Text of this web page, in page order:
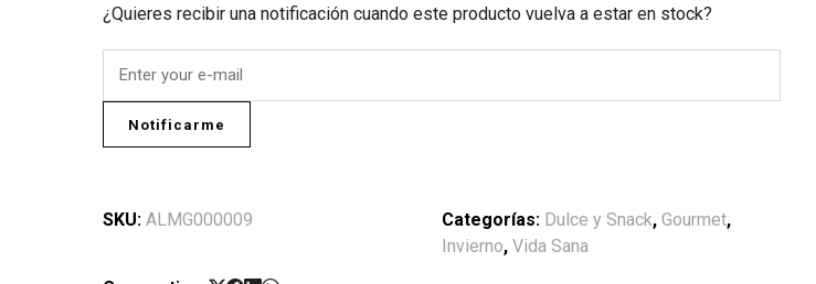
¿Quieres recibir una notificación cuando este producto vuelva a estar en stock?
Notificarme
SKU: ALMG000009 Categorías: Dulce y Snack, Gourmet,
Invierno, Vida Sana